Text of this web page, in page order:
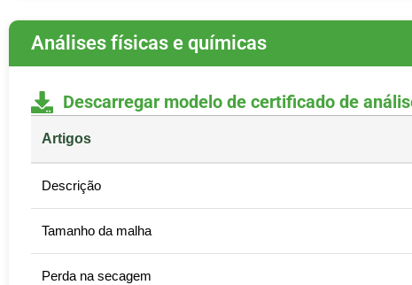
Análises físicas e químicas
Descarregar modelo de certificado de
Artigos
Descrição
Tamanho da malha
Perda na secagem